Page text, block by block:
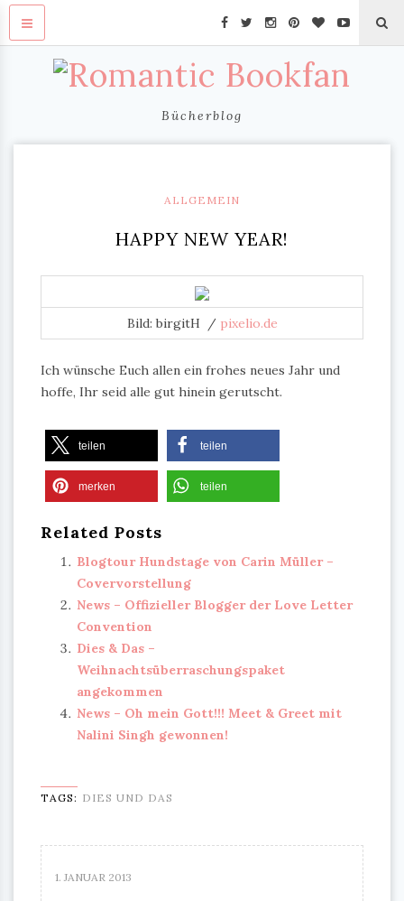
Bücherblog
ALLGEMEIN
HAPPY NEW YEAR!
Bild: birgitH / pixelio.de
Ich wünsche Euch allen ein frohes neues Jahr und
hoffe, Ihr seid alle gut hinein gerutscht.
teilen teilen
merken teilen
Related Posts
Blogtour Hundstage von Carin Müller –
Covervorstellung
News – Offizieller Blogger der Love Letter
Convention
Dies & Das –
Weihnachtsüberraschungspaket
angekommen
News – Oh mein Gott!!! Meet & Greet mit
Nalini Singh gewonnen!
TAGS: DIES UND DAS
1. JANUAR 2013